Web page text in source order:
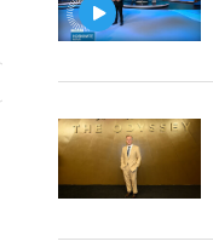
Instagram